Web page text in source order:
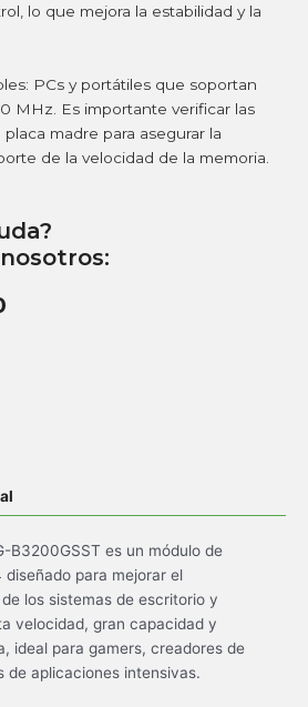
lo que mejora la estabilidad y la
PCs y portátiles que soportan
MHz. Es importante verificar las
madre para asegurar la
de la velocidad de la memoria.
B3200GSST es un módulo de
diseñado para mejorar el
los sistemas de escritorio y
velocidad, gran capacidad y
ideal para gamers, creadores de
de aplicaciones intensivas.